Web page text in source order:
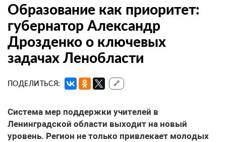
Образование как приоритет:
губернатор Александр
Дрозденко о ключевых
задачах Ленобласти
ПОДЕЛИТЬСЯ: 🔗
Система мер поддержки учителей в
Ленинградской области выходит на новый
уровень. Регион не только привлекает молодых